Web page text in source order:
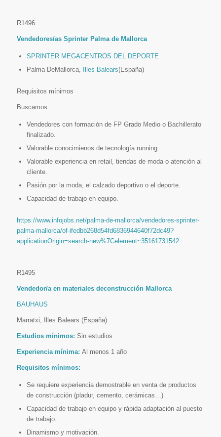
R1496
Vendedores/as Sprinter Palma de Mallorca
SPRINTER MEGACENTROS DEL DEPORTE
Palma DeMallorca,
Illes Balears(España)
Requisitos mínimos
Buscamos:
Vendedores con formación de FP Grado Medio o Bachillerato
finalizado.
Valorable conocimienos de tecnología running.
Valorable experiencia en retail, tiendas de moda o atención al
cliente.
Pasión por la moda, el calzado deportivo o el deporte.
Capacidad de trabajo en equipo.
https://www.infojobs.net/palma-de-mallorca/vendedores-sprinter-
palma-mallorca/of-ifedbb268d54fd6836944640f72dc49?
applicationOrigin=search-new%7Celement~35161731542
R1495
Vendedor/a en materiales deconstrucción Mallorca
BAUHAUS
Marratxi, Illes Balears (España)
Estudios mínimos: Sin estudios
Experiencia mínima: Al menos 1 año
Requisitos mínimos:
Se requiere experiencia demostrable en venta de productos
de construcción (pladur, cemento, cerámicas…)
Capacidad de trabajo en equipo y rápida adaptación al puesto
de trabajo.
Dinamismo y motivación.